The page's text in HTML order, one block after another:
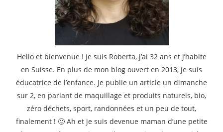
Hello et bienvenue ! Je suis Roberta, j’ai 32 ans et j’habite
en Suisse. En plus de mon blog ouvert en 2013, je suis
éducatrice de l’enfance. Je publie un article un dimanche
sur 2, en parlant de maquillage et produits naturels, bio,
zéro déchets, sport, randonnées et un peu de tout,
finalement ! 🙂 Ah et je suis devenue maman d’une petite